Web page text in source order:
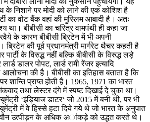
के निशाने पर मोदी को लाने की एक कोशिश है
का वोट बैंक वहां की मुस्लिम आबादी है। अतः
था। बीबीसी का चरित्र वामपंथी ही कहा जा
के कारण बीबीसी ब्रिटेन में भी अपनी
की पूर्व प्रधानमंत्री मार्गरेट थैचर कहती है
पार्टी के विरुद्ध नहीं बल्कि बीबीसी के विरुद्ध लड़े
डालर पोपट, लार्ड रामी रेंजर इत्यादि
आलोचना की है। बीबीसी का इतिहास बताता है कि
शान्ति प्राप्त होती है। 1965, 1971 का भारत
तथा लेस्टर दंगे में स्पष्ट दिखाई दे चुका था।
‘इंड़ियाज डाटर‘ जो 2015 में बनी थी, पर भी
में वे हिस्से हटा दिये गये थे जो भारत के अनुपात
यौन उत्पीड़न के अधिक अांकड़े को उद्धत करते थे।